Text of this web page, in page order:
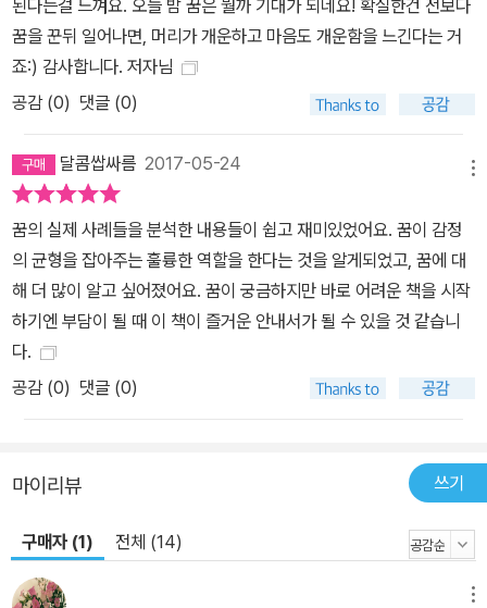
된다는걸 느껴요. 오늘 밤 꿈은 뭘까 기대가 되네요! 확실한건 전보다
꿈을 꾼뒤 일어나면, 머리가 개운하고 마음도 개운함을 느긴다는 거
죠:) 감사합니다. 저자님
공감 (0) 댓글 (0)
달콤쌉싸름 2017-05-24
꿈의 실제 사례들을 분석한 내용들이 쉽고 재미있었어요. 꿈이 감정
의 균형을 잡아주는 훌륭한 역할을 한다는 것을 알게되었고, 꿈에 대
해 더 많이 알고 싶어졌어요. 꿈이 궁금하지만 바로 어려운 책을 시작
하기엔 부담이 될 때 이 책이 즐거운 안내서가 될 수 있을 것 같습니
다.
공감 (0) 댓글 (0)
마이리뷰 쓰기
구매자 (1) 전체 (14)